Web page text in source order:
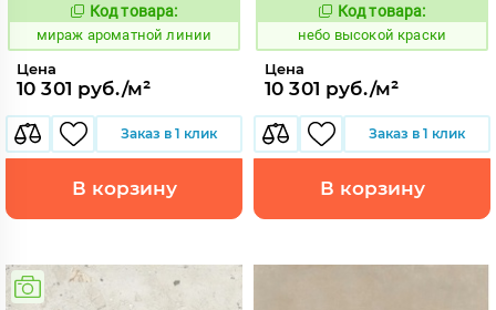
984669
Код товара:
мираж ароматной линии
Цена
10 301 руб./м²
Заказ в 1 клик
В корзину
1111414
Код товара:
небо высокой краски
Цена
10 301 руб./м²
Заказ в 1 клик
В корзину